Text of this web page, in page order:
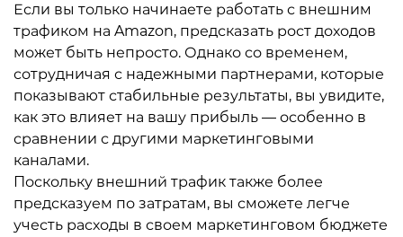
Если вы только начинаете работать с внешним
трафиком на Amazon, предсказать рост доходов
может быть непросто. Однако со временем,
сотрудничая с надежными партнерами, которые
показывают стабильные результаты, вы увидите,
как это влияет на вашу прибыль — особенно в
сравнении с другими маркетинговыми
каналами.
Поскольку внешний трафик также более
предсказуем по затратам, вы сможете легче
учесть расходы в своем маркетинговом бюджете